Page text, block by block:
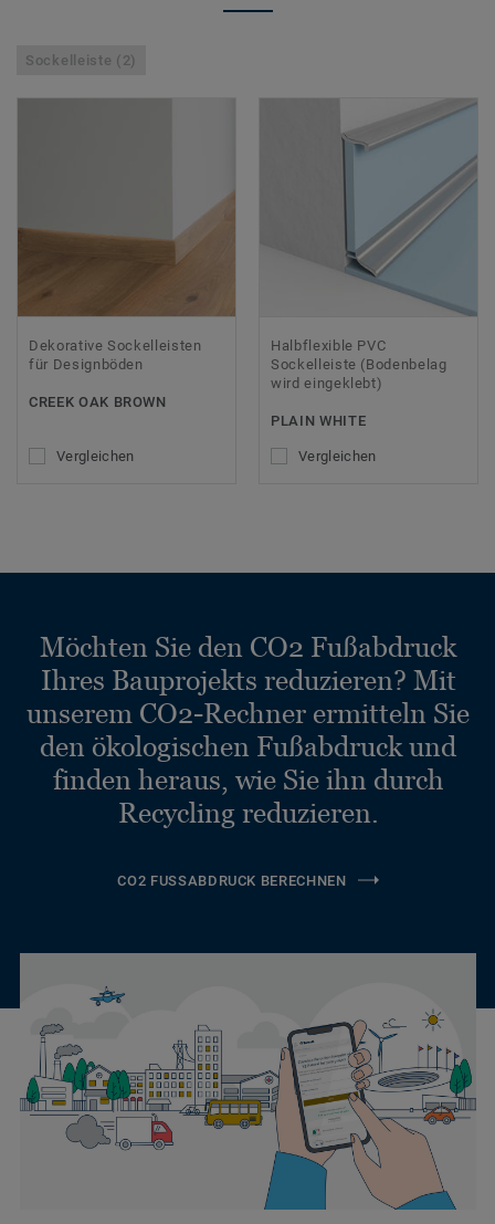
Sockelleiste (2)
Dekorative Sockelleisten
für Designböden
CREEK OAK BROWN
Vergleichen
Halbflexible PVC
Sockelleiste (Bodenbelag
wird eingeklebt)
PLAIN WHITE
Vergleichen
Möchten Sie den CO2 Fußabdruck
Ihres Bauprojekts reduzieren? Mit
unserem CO2-Rechner ermitteln Sie
den ökologischen Fußabdruck und
finden heraus, wie Sie ihn durch
Recycling reduzieren.
CO2 FUSSABDRUCK BERECHNEN